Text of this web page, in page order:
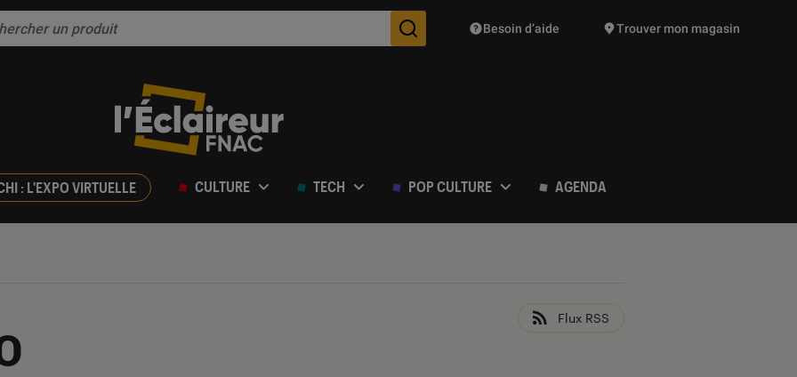
Des suggestions de produits vont vous être proposées
Besoin d’aide Trouver mon magasin
: L'EXPO VIRTUELLE CULTURE TECH POP CULTURE AGENDA
Flux RSS